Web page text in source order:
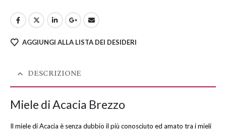
AGGIUNGI ALLA LISTA DEI DESIDERI
DESCRIZIONE
Miele di Acacia Brezzo
Il miele di Acacia è senza dubbio il più conosciuto ed amato tra i mieli